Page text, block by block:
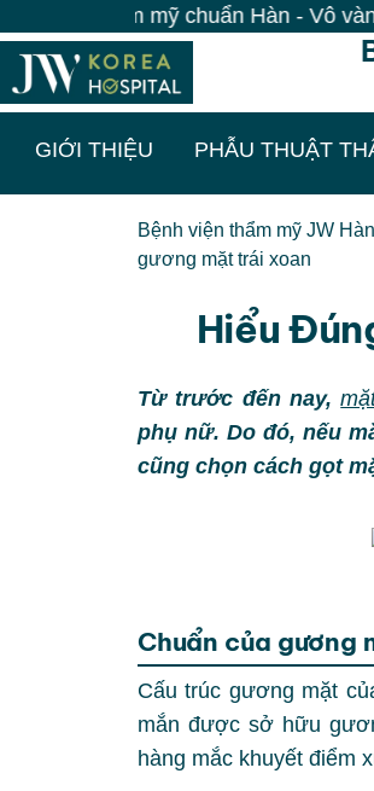
mỹ chuẩn Hàn - Vô vàn ưu đãi tại
GIỚI THIỆU PHẪU THUẬT
Bệnh viện thẩm mỹ JW
gương mặt trái xoan
Hiểu
Từ trước đến nay,
phụ nữ. Do đó, nếu
cũng chọn cách gọt
Chuẩn của gương
Cấu trúc gương mặt
mắn được sở hữu
hàng mắc khuyết điểm